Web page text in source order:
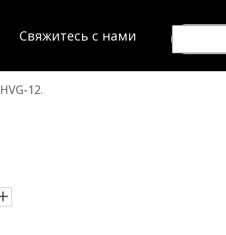
Свяжитесь с нами
HVG-12.